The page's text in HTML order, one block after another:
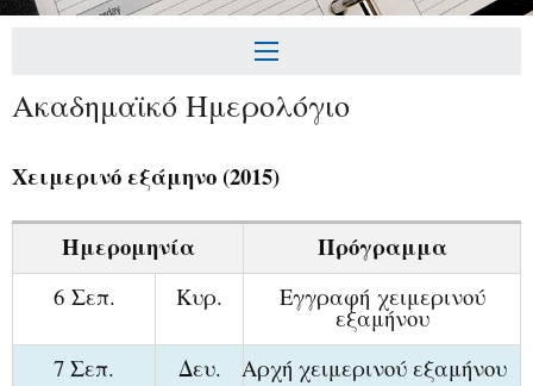
Ακαδημαϊκό Ημερολόγιο
Χειμερινό εξάμηνο (2015)
Ημερομηνία Πρόγραμμα
6 Σεπ. Κυρ. Εγγραφή χειμερινού
εξαμήνου
7 Σεπ.
Δευ.
Αρχή χειμερινού εξαμήνου